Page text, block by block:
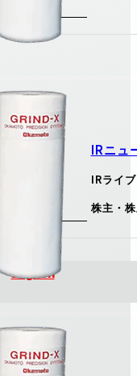
わせ
IRニュ
IRライ
株主・
English